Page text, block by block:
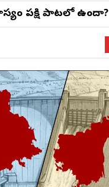
పక్షి పాటలో ఉందా?